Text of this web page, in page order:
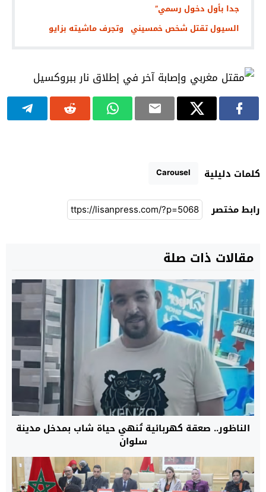
جدا بأول دخول رسمي”
السيول تقتل شخص خمسيني وتجرف ماشيته بزايو
كلمات دليلية Carousel
رابط مختصر
مقالات ذات صلة
الناظور.. صعقة كهربائية تُنهي حياة شاب بمدخل مدينة
سلوان